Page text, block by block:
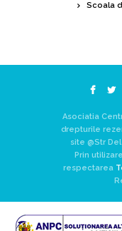
Scoala
Asociatia
drepturile
site @Str
Prin
respectarea